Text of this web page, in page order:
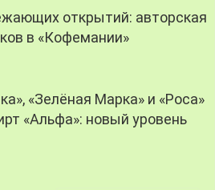
открытий: авторская
в «Кофемании»
«Зелёная Марка» и «Роса»
«Альфа»: новый уровень